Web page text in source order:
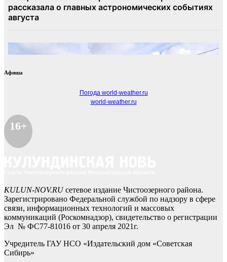
Афиша
Погода world-weather.ru
world-weather.ru
16+
KULUN-NOV.RUсетевое издание Чистоозерного района.
Зарегистрировано Федеральной службой по надзору в сфере
связи, информационных технологий и массовых
коммуникаций (Роскомнадзор), свидетельство о регистрации
Эл № ФС77-81016 от 30 апреля 2021г.
Учредитель ГАУ НСО «Издательский дом «Советская
Сибирь»